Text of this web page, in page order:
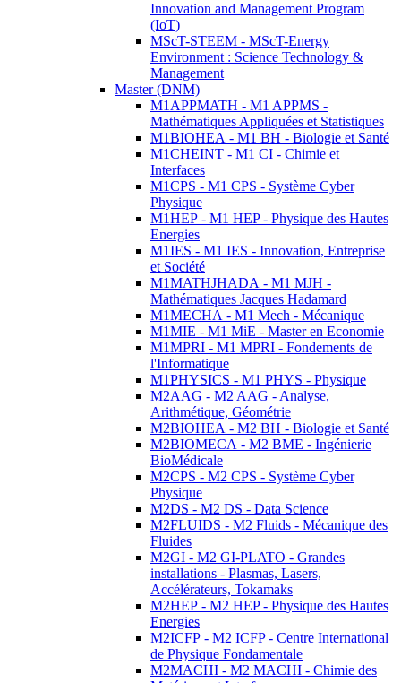
Innovation and Management Program
(IoT)
MScT-STEEM - MScT-Energy
Environment : Science Technology &
Management
Master (DNM)
M1APPMATH - M1 APPMS -
Mathématiques Appliquées et Statistiques
M1BIOHEA - M1 BH - Biologie et Santé
M1CHEINT - M1 CI - Chimie et
Interfaces
M1CPS - M1 CPS - Système Cyber
Physique
M1HEP - M1 HEP - Physique des Hautes
Energies
M1IES - M1 IES - Innovation, Entreprise
et Société
M1MATHJHADA - M1 MJH -
Mathématiques Jacques Hadamard
M1MECHA - M1 Mech - Mécanique
M1MIE - M1 MiE - Master en Economie
M1MPRI - M1 MPRI - Fondements de
l'Informatique
M1PHYSICS - M1 PHYS - Physique
M2AAG - M2 AAG - Analyse,
Arithmétique, Géométrie
M2BIOHEA - M2 BH - Biologie et Santé
M2BIOMECA - M2 BME - Ingénierie
BioMédicale
M2CPS - M2 CPS - Système Cyber
Physique
M2DS - M2 DS - Data Science
M2FLUIDS - M2 Fluids - Mécanique des
Fluides
M2GI - M2 GI-PLATO - Grandes
installations - Plasmas, Lasers,
Accélérateurs, Tokamaks
M2HEP - M2 HEP - Physique des Hautes
Energies
M2ICFP - M2 ICFP - Centre International
de Physique Fondamentale
M2MACHI - M2 MACHI - Chimie des